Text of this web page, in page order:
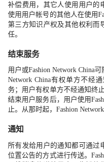
补偿费用，其它人使用用户的
使用用户帐号的其他人在使用
第三方知识产权及其他权利而
任。
结束服务
用户或Fashion Network China可
Network China有权单方不经
务；用户有权单方不经通知终
结束用户服务后，用户使用
止。从那时起， Fashion
通知
所有发给用户的通知都可通过
位置公告的方式进行传送。